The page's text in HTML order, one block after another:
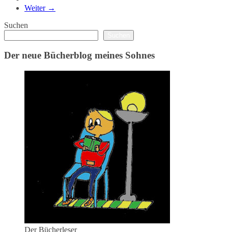
Weiter →
Suchen
Der neue Bücherblog meines Sohnes
Der Bücherleser